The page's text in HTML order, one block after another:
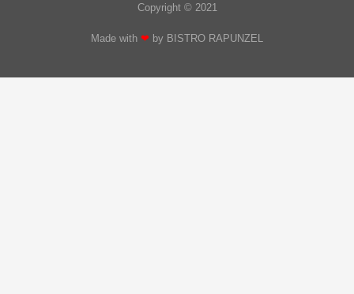
Copyright © 2021
Made with ❤ by BISTRO RAPUNZEL​​